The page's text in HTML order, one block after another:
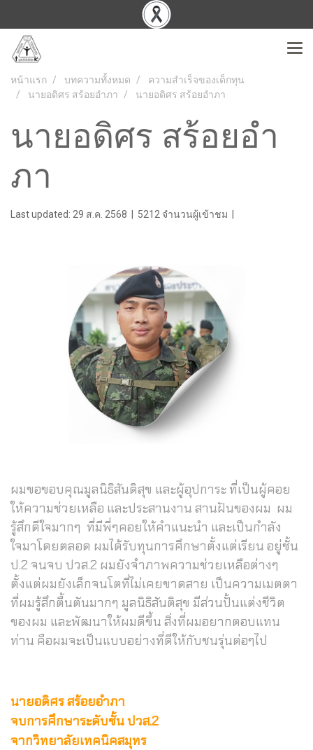
หน้าแรก บทความทั้งหมด
ความสำเร็จของเด็กทุน
นายอดิศร สร้อยอำภา
นายอดิศร สร้อยอำภา
นายอดิศร สร้อยอำ
ภา
Last updated: 29 ส.ค. 2568 5212 จำนวนผู้เข้าชม
ผมขอขอบคุณมูลนิธิสันติสุข และผู้อุปการะ ที่เป็นผู้คอย
ให้ความช่วยเหลือ และประสานงาน สานฝันของผม ผม
รู้สึกดีใจมากๆ ที่มีพี่ๆคอยให้คำแนะนำ และเป็นกำลัง
ใจมาโดยตลอด ผมได้รับทุนการศึกษาตั้งแต่เรียน อยู่ชั้น
ป.2 จนจบ ปวส.2 ผมยังจำภาพความช่วยเหลือต่างๆ
ตั้งแต่ผมยังเล็กจนโตที่ไม่เคยขาดสาย เป็นความเมตตา
ที่ผมรู้สึกตื้นตันมากๆ มูลนิธิสันติสุข มีส่วนปั้นแต่งชีวิต
ของผม และพัฒนาให้ผมดีขึ้น สิ่งที่ผมอยากตอบแทน
ท่าน คือผมจะเป็นแบบอย่างที่ดีให้กับชนรุ่นต่อๆไป
นายอดิศร สร้อยอำภา
จบการศึกษาระดับชั้น ปวส.2
จากวิทยาลัยเทคนิคสมุทร